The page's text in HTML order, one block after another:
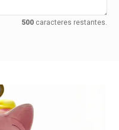
500caracteres restantes.